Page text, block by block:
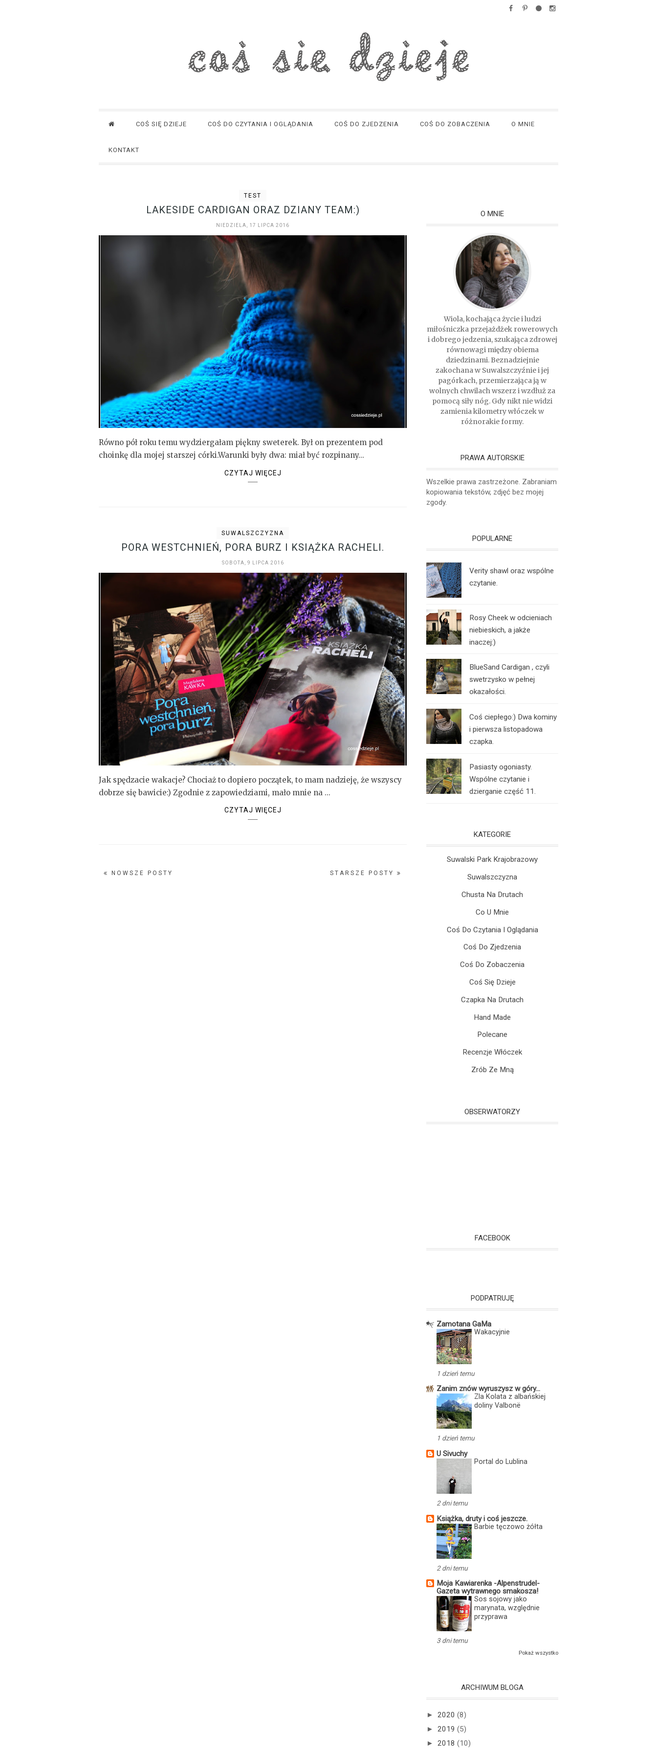
COŚ SIĘ DZIEJE COŚ DO CZYTANIA I OGLĄDANIA COŚ DO ZJEDZENIA COŚ DO ZOBACZENIA O MNIE
KONTAKT
TEST
LAKESIDE CARDIGAN ORAZ DZIANY TEAM:)
NIEDZIELA, 17 LIPCA 2016
Równo pół roku temu wydziergałam piękny sweterek. Był on prezentem pod
choinkę dla mojej starszej córki.Warunki były dwa: miał być rozpinany...
CZYTAJ WIĘCEJ
SUWALSZCZYZNA
PORA WESTCHNIEŃ, PORA BURZ I KSIĄŻKA RACHELI.
SOBOTA, 9 LIPCA 2016
Jak spędzacie wakacje? Chociaż to dopiero początek, to mam nadzieję, że wszyscy
dobrze się bawicie:) Zgodnie z zapowiedziami, mało mnie na ...
CZYTAJ WIĘCEJ
NOWSZE POSTY STARSZE POSTY
O MNIE
Wiola, kochająca życie i ludzi
miłośniczka przejażdżek rowerowych
i dobrego jedzenia, szukająca zdrowej
równowagi między obiema
dziedzinami. Beznadziejnie
zakochana w Suwalszczyźnie i jej
pagórkach, przemierzająca ją w
wolnych chwilach wszerz i wzdłuż za
pomocą siły nóg. Gdy nikt nie widzi
zamienia kilometry włóczek w
różnorakie formy.
PRAWA AUTORSKIE
Wszelkie prawa zastrzeżone. Zabraniam
kopiowania tekstów, zdjęć bez mojej
zgody.
POPULARNE
Verity shawl oraz wspólne
czytanie.
Rosy Cheek w odcieniach
niebieskich, a jakże
inaczej:)
BlueSand Cardigan , czyli
swetrzysko w pełnej
okazałości.
Coś ciepłego:) Dwa kominy
i pierwsza listopadowa
czapka.
Pasiasty ogoniasty.
Wspólne czytanie i
dzierganie część 11.
KATEGORIE
Suwalski Park Krajobrazowy
Suwalszczyzna
Chusta Na Drutach
Co U Mnie
Coś Do Czytania I Oglądania
Coś Do Zjedzenia
Coś Do Zobaczenia
Coś Się Dzieje
Czapka Na Drutach
Hand Made
Polecane
Recenzje Włóczek
Zrób Ze Mną
OBSERWATORZY
FACEBOOK
PODPATRUJĘ
Zamotana GaMa
Wakacyjnie
1 dzień temu
Zanim znów wyruszysz w góry...
Zla Kolata z albańskiej
doliny Valbonë
1 dzień temu
U Sivuchy
Portal do Lublina
2 dni temu
Książka, druty i coś jeszcze.
Barbie tęczowo żółta
2 dni temu
Moja Kawiarenka -Alpenstrudel-
Gazeta wytrawnego smakosza!
Sos sojowy jako
marynata, względnie
przyprawa
3 dni temu
Pokaż wszystko
ARCHIWUM BLOGA
► 2020 (8)
► 2019 (5)
► 2018 (10)